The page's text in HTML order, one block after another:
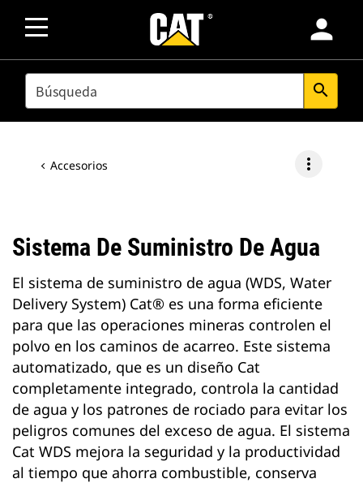
person
SEARCH search
Accesorios more_vert
Sistema De Suministro De Agua
El sistema de suministro de agua (WDS, Water
Delivery System) Cat® es una forma eficiente
para que las operaciones mineras controlen el
polvo en los caminos de acarreo. Este sistema
automatizado, que es un diseño Cat
completamente integrado, controla la cantidad
de agua y los patrones de rociado para evitar los
peligros comunes del exceso de agua. El sistema
Cat WDS mejora la seguridad y la productividad
al tiempo que ahorra combustible, conserva